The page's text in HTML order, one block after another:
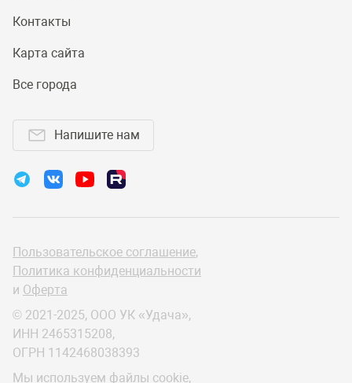
Контакты
Карта сайта
Все города
Напишите нам
Пользовательское соглашение,
Политика конфиденциальности
и Оферта
© 2021-2025, ООО УК «Удача»,
ИНН 2465315208,
ОГРН 1142468038393
Мы используем файлы cookie,